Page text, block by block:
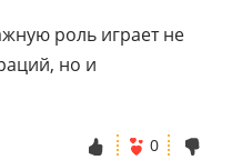
роль играет не
но и
0